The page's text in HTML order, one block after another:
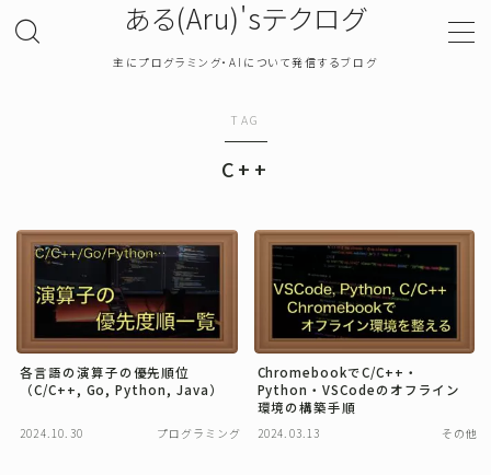
ある(Aru)'sテクログ
主にプログラミング・AIについて発信するブログ
お問い合わせ
確率・統計
プログラミング
TAG
C++
各言語の演算子の優先順位
（C/C++, Go, Python, Java）
2024.10.30 プログラミング
ChromebookでC/C++・
Python・VSCodeのオフライン
環境の構築手順
2024.03.13 その他